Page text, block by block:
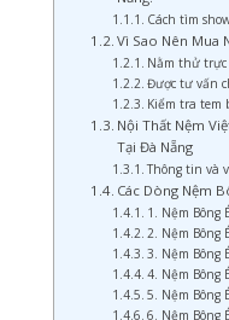
Cách tìm
Vì Sao Nên Mua
Nằm thử
Được tư vấn
Kiểm tra tem
Nội Thất Nệm
Tại Đà Nẵng
Thông tin và
Các Dòng Nệm
1. Nệm Bông
2. Nệm Bông
3. Nệm Bông
4. Nệm Bông
5. Nệm Bông
6. Nệm Bông